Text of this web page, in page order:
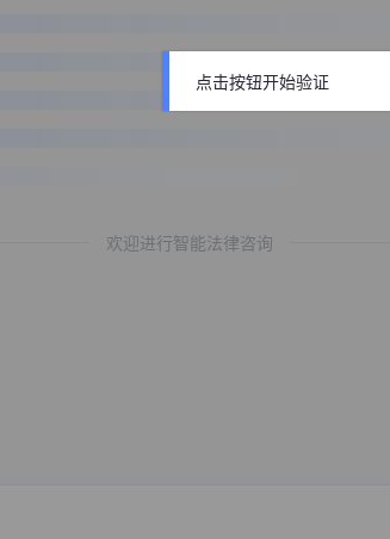
欢迎进行智能法律咨询
点击按钮开始验证